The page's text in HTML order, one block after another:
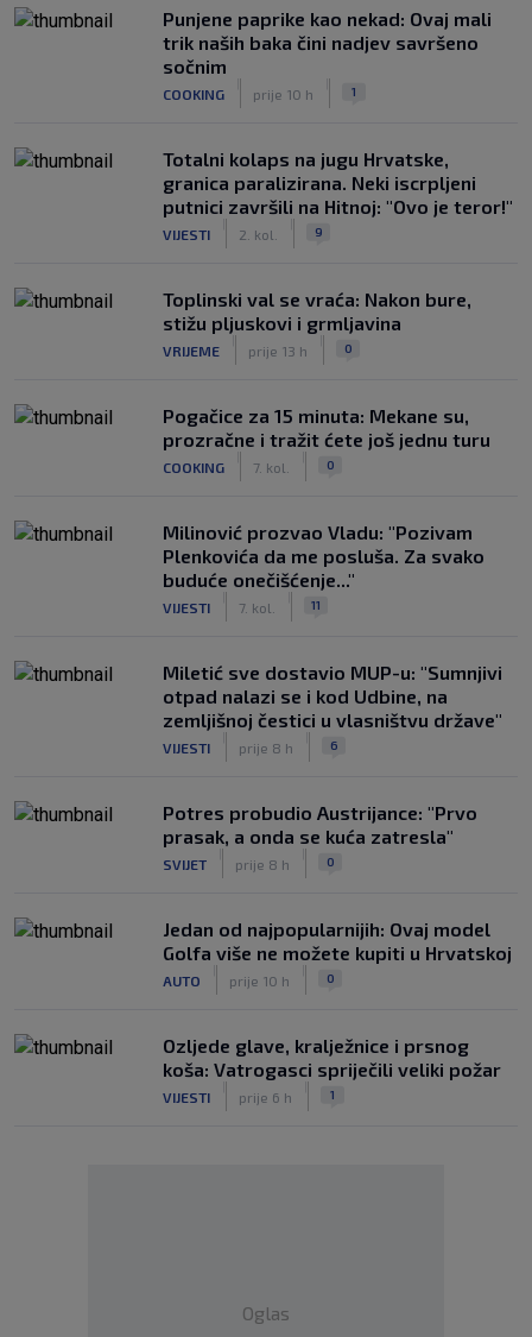
Punjene paprike kao nekad: Ovaj mali
trik naših baka čini nadjev savršeno
sočnim
COOKING prije 10 h 1
Totalni kolaps na jugu Hrvatske,
granica paralizirana. Neki iscrpljeni
putnici završili na Hitnoj: "Ovo je teror!"
VIJESTI 2. kol. 9
Toplinski val se vraća: Nakon bure,
stižu pljuskovi i grmljavina
VRIJEME prije 13 h 0
Pogačice za 15 minuta: Mekane su,
prozračne i tražit ćete još jednu turu
COOKING 7. kol. 0
Milinović prozvao Vladu: "Pozivam
Plenkovića da me posluša. Za svako
buduće onečišćenje..."
VIJESTI 7. kol. 11
Miletić sve dostavio MUP-u: "Sumnjivi
otpad nalazi se i kod Udbine, na
zemljišnoj čestici u vlasništvu države"
VIJESTI prije 8 h 6
Potres probudio Austrijance: "Prvo
prasak, a onda se kuća zatresla"
SVIJET prije 8 h 0
Jedan od najpopularnijih: Ovaj model
Golfa više ne možete kupiti u Hrvatskoj
AUTO prije 10 h 0
Ozljede glave, kralježnice i prsnog
koša: Vatrogasci spriječili veliki požar
VIJESTI prije 6 h 1
Oglas